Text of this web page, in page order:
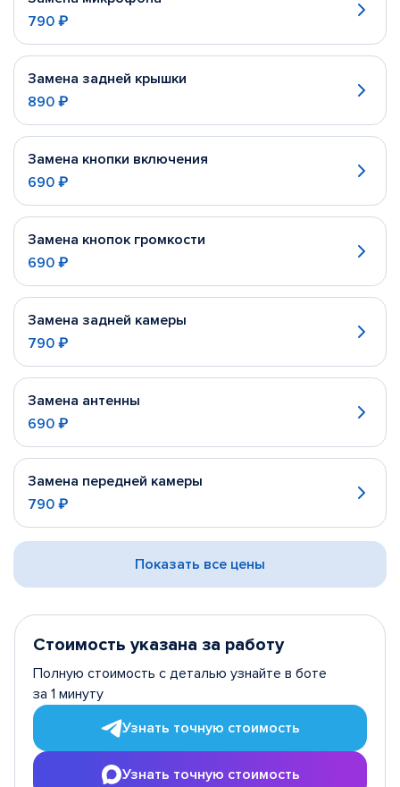
790 ₽
Замена задней крышки
890 ₽
Замена кнопки включения
690 ₽
Замена кнопок громкости
690 ₽
Замена задней камеры
790 ₽
Замена антенны
690 ₽
Замена передней камеры
790 ₽
Показать все цены
Стоимость указана за работу
Полную стоимость с деталью узнайте в боте
за 1 минуту
Узнать точную стоимость
Узнать точную стоимость